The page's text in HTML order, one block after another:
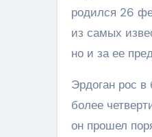
родился 26
из самых
но и за ее
Эрдоган рос
более
он прошел